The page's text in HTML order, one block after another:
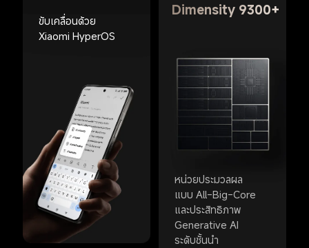
ขับเคลื่อนด้วย
Xiaomi HyperOS
Dimensity 9300+
หน่วยประมวลผล
แบบ All-Big-Core
และประสิทธิภาพ
Generative AI
ระดับชั้นนำ